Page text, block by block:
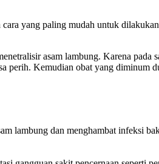
yang paling mudah untuk
asam lambung. Karena pada
perih. Kemudian obat yang
lambung dan menghambat infeksi